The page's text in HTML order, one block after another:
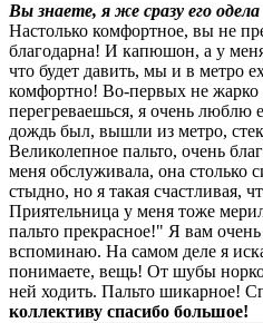
Вы знаете, я же сразу его
Настолько комфортное, вы не
благодарна! И капюшон, а у
что будет давить, мы и в метро
комфортно! Во-первых не жарко
перегреваешься, я очень люблю
дождь был, вышли из метро,
Великолепное пальто, очень
меня обслуживала, она столько
стыдно, но я такая счастливая,
Приятельница у меня тоже
пальто прекрасное!" Я вам
вспоминаю. На самом деле я
понимаете, вещь! От шубы
ней ходить. Пальто шикарное!
коллективу спасибо большое!